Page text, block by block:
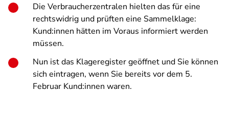
Die Verbraucherzentralen hielten das für eine
rechtswidrig und prüften eine Sammelklage:
Kund:innen hätten im Voraus informiert werden
müssen.
Nun ist das Klageregister geöffnet und Sie können
sich eintragen, wenn Sie bereits vor dem 5.
Februar Kund:innen waren.